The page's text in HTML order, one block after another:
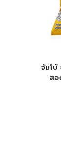
จัมโบ้
สอ